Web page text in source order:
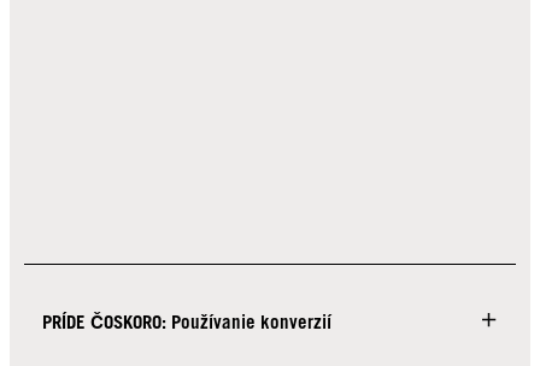
PRÍDE ČOSKORO: Používanie konverzií